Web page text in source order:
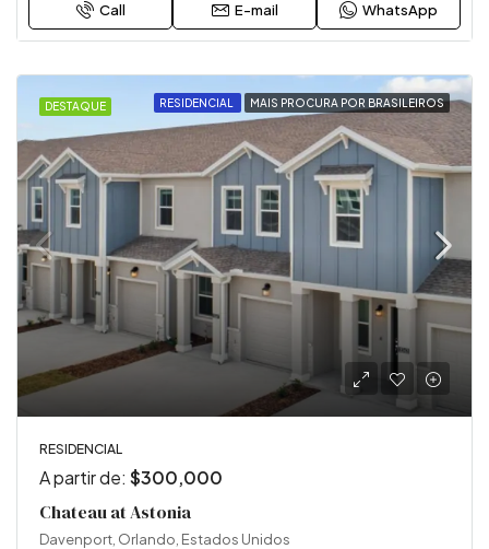
Call E-mail WhatsApp
DESTAQUE RESIDENCIAL MAIS PROCURA POR BRASILEIROS
RESIDENCIAL
A partir de: $300,000
Chateau at Astonia
Davenport, Orlando, Estados Unidos